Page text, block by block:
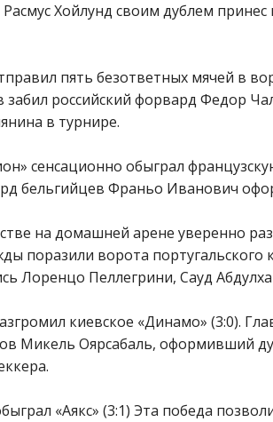
Хойлунд своим дублем
пять безответных мячей в
забил российский форвард Федор
в турнире.
сенсационно обыграл
бельгийцев Франьо Иванович
на домашней арене уверенно
поразили ворота португальского
Лоренцо Пеллегрини, Сауд
киевское «Динамо» (3:0).
Микель Оярсабаль, оформивший
«Аякс» (3:1) Эта победа